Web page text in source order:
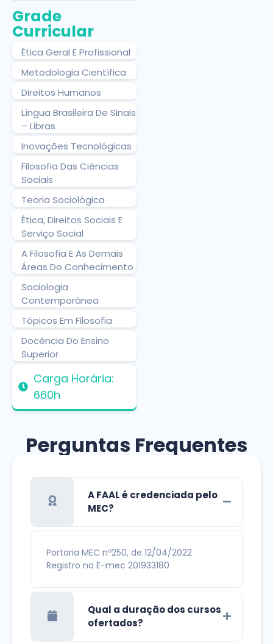
Grade
Curricular
Ética Geral E Profissional
Metodologia Científica
Direitos Humanos
Língua Brasileira De Sinais
– Libras
Inovações Tecnológicas
Filosofia Das Ciências
Sociais
Teoria Sociológica
Ética, Direitos Sociais E
Serviço Social
A Filosofia E As Demais
Áreas Do Conhecimento
Sociologia
Contemporânea
Tópicos Em Filosofia
Docência Do Ensino
Superior
Carga Horária:
660h
Perguntas Frequentes
A FAAL é credenciada pelo
MEC?
Portaria MEC nº250, de 12/04/2022
Registro no E-mec 201933180
Qual a duração dos cursos
ofertados?